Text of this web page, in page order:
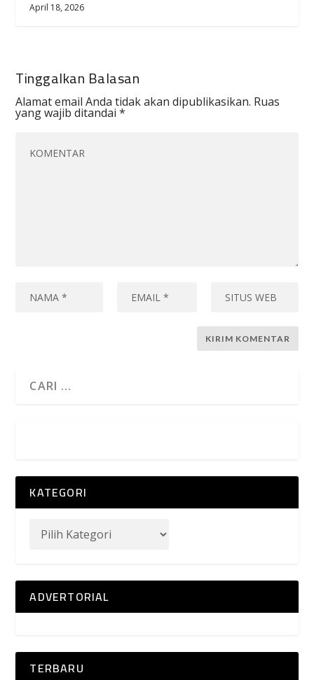
April 18, 2026
Tinggalkan Balasan
Alamat email Anda tidak akan dipublikasikan. Ruas
yang wajib ditandai*
KATEGORI
ADVERTORIAL
TERBARU